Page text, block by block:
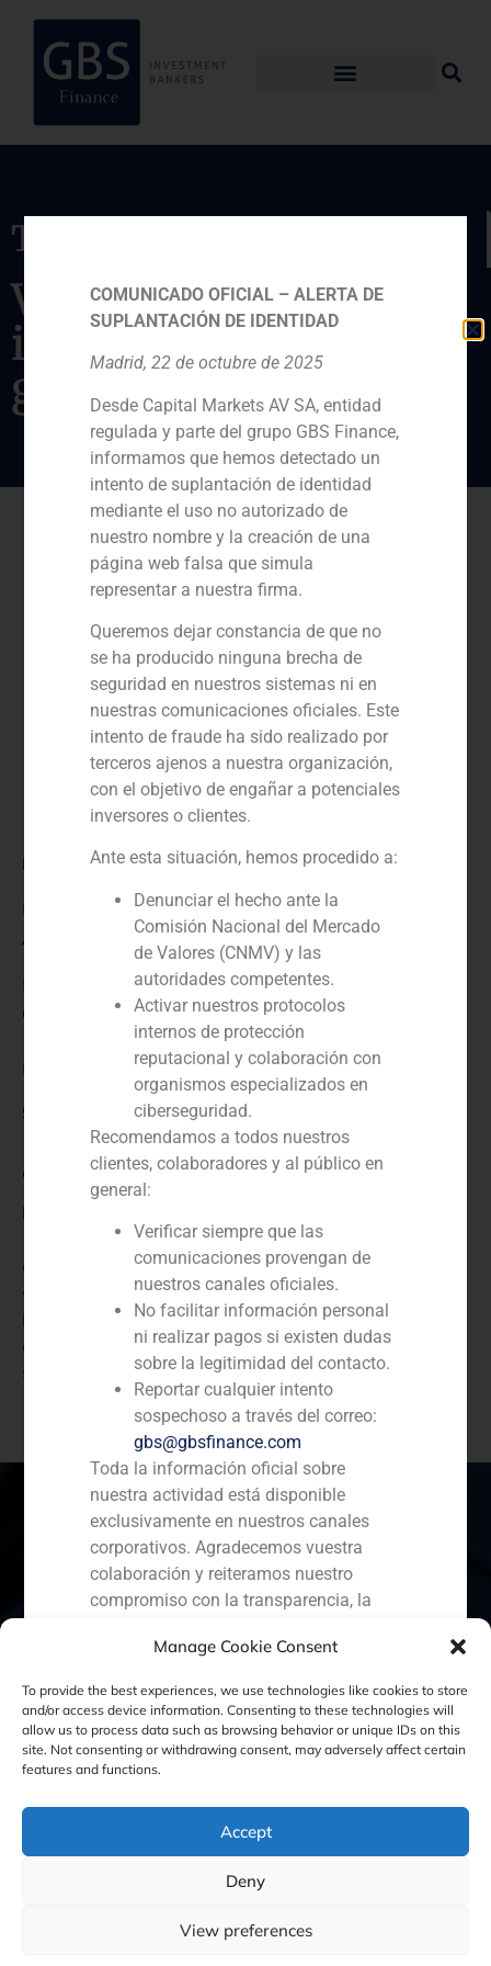
Manage Cookie Consent
To provide the best experiences, we use technologies like cookies to store
and/or access device information. Consenting to these technologies will
allow us to process data such as browsing behavior or unique IDs on this
site. Not consenting or withdrawing consent, may adversely affect certain
features and functions.
Accept
Deny
View preferences
Transacción
Valoración
independiente del
grupo
Rol:
Financial advisor
Año:
Cliente:
HM Hospitales
Servicio / Sector
Corporate Finance,Sanidad
Descripción
GBS Finance actuó como asesor financiero en la
valoración independiente de HM Hospitales, el grupo
hospitalario privado español líder en las comunidades
de Madrid, Galicia y León. Es el segundo operador del
sector en España.
España Portugal Colombia
Política de Cookies Política de Privacidad
Aviso Legal
GBS Finance ©2023
COMUNICADO OFICIAL – ALERTA DE
SUPLANTACIÓN DE IDENTIDAD
Madrid, 22 de octubre de 2025
Desde Capital Markets AV SA, entidad
regulada y parte del grupo GBS Finance,
informamos que hemos detectado un
intento de suplantación de identidad
mediante el uso no autorizado de
nuestro nombre y la creación de una
página web falsa que simula
representar a nuestra firma.
Queremos dejar constancia de que no
se ha producido ninguna brecha de
seguridad en nuestros sistemas ni en
nuestras comunicaciones oficiales. Este
intento de fraude ha sido realizado por
terceros ajenos a nuestra organización,
con el objetivo de engañar a potenciales
inversores o clientes.
Ante esta situación, hemos procedido a:
Denunciar el hecho ante la
Comisión Nacional del Mercado
de Valores (CNMV) y las
autoridades competentes.
Activar nuestros protocolos
internos de protección
reputacional y colaboración con
organismos especializados en
ciberseguridad.
Recomendamos a todos nuestros
clientes, colaboradores y al público en
general:
Verificar siempre que las
comunicaciones provengan de
nuestros canales oficiales.
No facilitar información personal
ni realizar pagos si existen dudas
sobre la legitimidad del contacto.
Reportar cualquier intento
sospechoso a través del correo:
gbs@gbsfinance.com
Toda la información oficial sobre
nuestra actividad está disponible
exclusivamente en nuestros canales
corporativos. Agradecemos vuestra
colaboración y reiteramos nuestro
compromiso con la transparencia, la
Capital Markets AV SA
GBS Finance